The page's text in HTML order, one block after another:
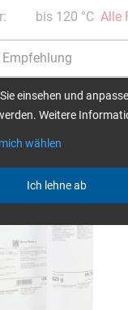
bis 120 °C Alle
+ Härter LT (90 min)
einsehen und
Weitere
wählen
Ich lehne ab